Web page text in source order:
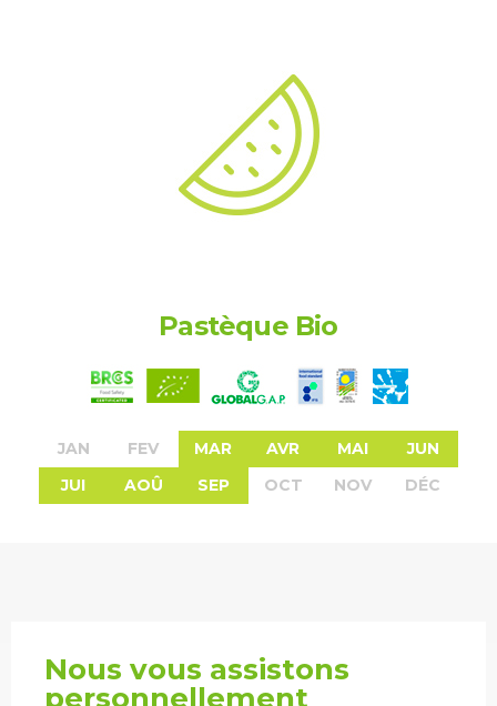
Pastèque Bio
JAN FEV MAR AVR MAI
JUN
JUI
AOÛ SEP OCT NOV DÉC
Nous vous assistons
personnellement